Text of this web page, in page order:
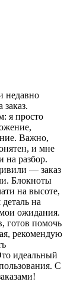
недавно
заказ.
я просто
Важно,
и мне
на разбор.
— заказ
Блокноты
на высоте,
на
мои ожидания.
готов помочь
рекомендую
идеальный
С